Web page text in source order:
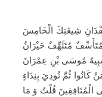
شِيعَتِكَ الْخَامِسَ
مُتَلَهِّفٌ حَيْرَانُ
مُوسَى بْنِ عِمْرَانَ
ثُمَّ نُودِيَ بِنِدَاءٍ
الْمُنَافِقِينَ قُلْتُ وَ مَا